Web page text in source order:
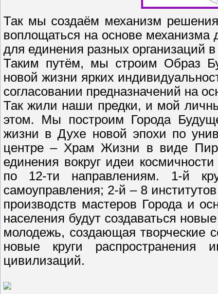
Так мы создаём механизм
воплощаться на основе
для единения разных организаций
Таким путём, мы строим Образ
новой жизни ярких
согласовании предназначений на
Так жили наши предки, и мой
этом. Мы построим Города
жизни в Духе новой эпохи по
центре – Храм Жизни в виде
единения вокруг идеи
по 12-ти направлениям. 1-й
самоуправления; 2-й – 8
производств мастеров Города и
населения будут создаваться
молодежь, создающая творческие
новые круги
цивилизаций.